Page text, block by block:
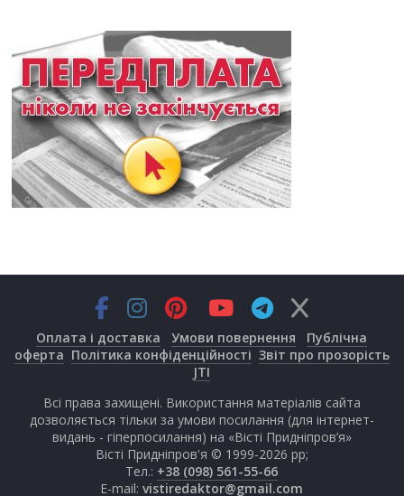
Оплата і доставка Умови повернення
Публічна
оферта Політика конфіденційності Звіт про прозорість
JTI
Всі права захищені. Використання матеріалів сайта
дозволяється тільки за умови посилання (для інтернет-
видань - гіперпосилання) на «Вісті Придніпров’я»
Вісті Придніпров'я © 1999-2026 рр;
Тел.: +38 (098) 561-55-66
E-mail: vistiredaktor@gmail.com